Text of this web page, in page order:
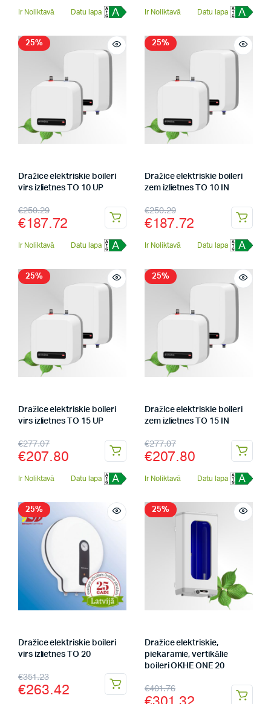
Ir Noliktavā Datu lapa A Ir Noliktavā Datu lapa A
25%
Dražice elektriskie boileri
virs izlietnes TO 10 UP
€250.29
€187.72
Ir Noliktavā Datu lapa A
25%
Dražice elektriskie boileri
zem izlietnes TO 10 IN
€250.29
€187.72
Ir Noliktavā Datu lapa A
25%
Dražice elektriskie boileri
virs izlietnes TO 15 UP
€277.07
€207.80
Ir Noliktavā Datu lapa A
25%
Dražice elektriskie boileri
zem izlietnes TO 15 IN
€277.07
€207.80
Ir Noliktavā Datu lapa A
25%
Dražice elektriskie boileri
virs izlietnes TO 20
€351.23
€263.42
25%
Dražice elektriskie,
piekaramie, vertikālie
boileri OKHE ONE 20
€401.76